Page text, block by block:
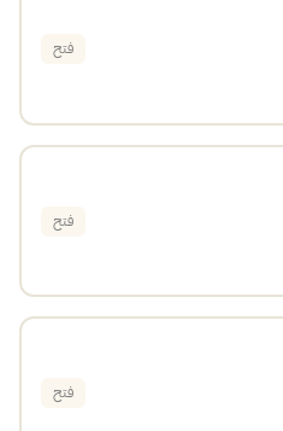
فتح
فتح
فتح